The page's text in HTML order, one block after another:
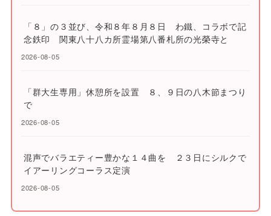
「８」の３並び、令和８年８月８日 わ鐵、コラボで記
念鉄印 関東八十八カ所霊場第八番札所の光榮寺と
2026-08-05
「群大生専用」休憩所を設置 ８、９日の八木節まつり
で
2026-08-05
混声でバラエティー豊かな１４曲を ２３日にシルクで
イアーリングコーラス定演
2026-08-05